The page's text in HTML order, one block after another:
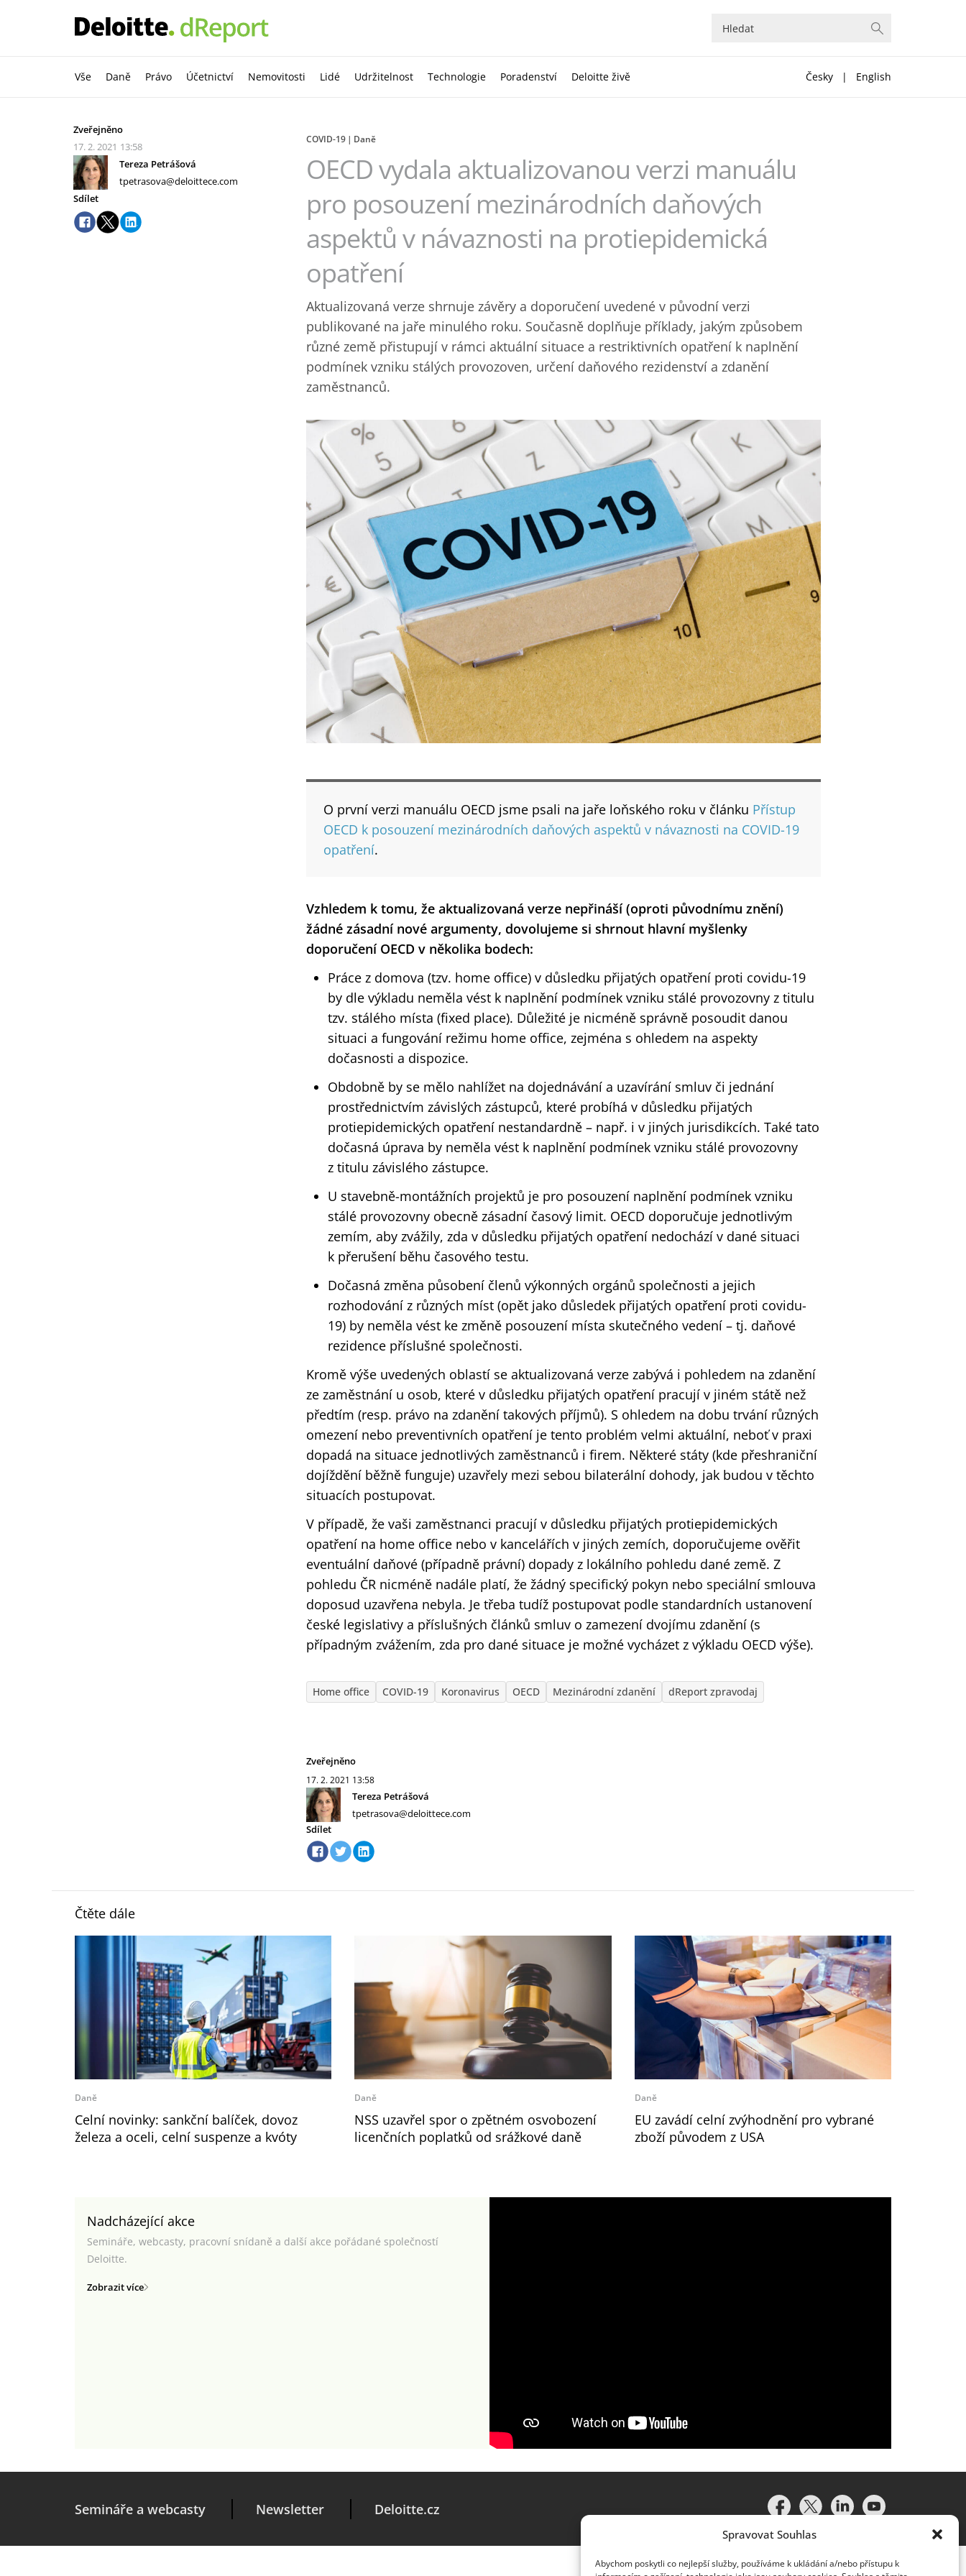
Spravovat Souhlas
Abychom poskytli co nejlepší služby, používáme k ukládání a/nebo přístupu k
Vše Daně Právo Účetnictví Nemovitosti Lidé Udržitelnost Technologie Poradenství Deloitte živě Česky | English
Zveřejněno
17. 2. 2021 13:58
Tereza Petrášová
tpetrasova@deloittece.com
Sdílet
COVID-19 Daně
OECD vydala aktualizovanou verzi manuálu
pro posouzení mezinárodních daňových
aspektů v návaznosti na protiepidemická
opatření
Aktualizovaná verze shrnuje závěry a doporučení uvedené v původní verzi
publikované na jaře minulého roku. Současně doplňuje příklady, jakým způsobem
různé země přistupují v rámci aktuální situace a restriktivních opatření k naplnění
podmínek vzniku stálých provozoven, určení daňového rezidenství a zdanění
zaměstnanců.
O první verzi manuálu OECD jsme psali na jaře loňského roku v článku Přístup
OECD k posouzení mezinárodních daňových aspektů v návaznosti na COVID-19
opatření.
Vzhledem k tomu, že aktualizovaná verze nepřináší (oproti původnímu znění)
žádné zásadní nové argumenty, dovolujeme si shrnout hlavní myšlenky
doporučení OECD v několika bodech:
Práce z domova (tzv. home office) v důsledku přijatých opatření proti covidu-19
by dle výkladu neměla vést k naplnění podmínek vzniku stálé provozovny z titulu
tzv. stálého místa (fixed place). Důležité je nicméně správně posoudit danou
situaci a fungování režimu home office, zejména s ohledem na aspekty
dočasnosti a dispozice.
Obdobně by se mělo nahlížet na dojednávání a uzavírání smluv či jednání
prostřednictvím závislých zástupců, které probíhá v důsledku přijatých
protiepidemických opatření nestandardně – např. i v jiných jurisdikcích. Také tato
dočasná úprava by neměla vést k naplnění podmínek vzniku stálé provozovny
z titulu závislého zástupce.
U stavebně-montážních projektů je pro posouzení naplnění podmínek vzniku
stálé provozovny obecně zásadní časový limit. OECD doporučuje jednotlivým
zemím, aby zvážily, zda v důsledku přijatých opatření nedochází v dané situaci
k přerušení běhu časového testu.
Dočasná změna působení členů výkonných orgánů společnosti a jejich
rozhodování z různých míst (opět jako důsledek přijatých opatření proti covidu-
19) by neměla vést ke změně posouzení místa skutečného vedení – tj. daňové
rezidence příslušné společnosti.
Kromě výše uvedených oblastí se aktualizovaná verze zabývá i pohledem na zdanění
ze zaměstnání u osob, které v důsledku přijatých opatření pracují v jiném státě než
předtím (resp. právo na zdanění takových příjmů). S ohledem na dobu trvání různých
omezení nebo preventivních opatření je tento problém velmi aktuální, neboť v praxi
dopadá na situace jednotlivých zaměstnanců i firem. Některé státy (kde přeshraniční
dojíždění běžně funguje) uzavřely mezi sebou bilaterální dohody, jak budou v těchto
situacích postupovat.
V případě, že vaši zaměstnanci pracují v důsledku přijatých protiepidemických
opatření na home office nebo v kancelářích v jiných zemích, doporučujeme ověřit
eventuální daňové (případně právní) dopady z lokálního pohledu dané země. Z
pohledu ČR nicméně nadále platí, že žádný specifický pokyn nebo speciální smlouva
doposud uzavřena nebyla. Je třeba tudíž postupovat podle standardních ustanovení
české legislativy a příslušných článků smluv o zamezení dvojímu zdanění (s
případným zvážením, zda pro dané situace je možné vycházet z výkladu OECD výše).
Home office COVID-19 Koronavirus OECD Mezinárodní zdanění dReport zpravodaj
Zveřejněno
17. 2. 2021 13:58
Tereza Petrášová
tpetrasova@deloittece.com
Sdílet
Čtěte dále
Daně
Celní novinky: sankční balíček, dovoz
železa a oceli, celní suspenze a kvóty
Daně
NSS uzavřel spor o zpětném osvobození
licenčních poplatků od srážkové daně
Daně
EU zavádí celní zvýhodnění pro vybrané
zboží původem z USA
Nadcházející akce
Semináře, webcasty, pracovní snídaně a další akce pořádané společností
Deloitte.
Zobrazit více
Semináře a webcasty Newsletter Deloitte.cz